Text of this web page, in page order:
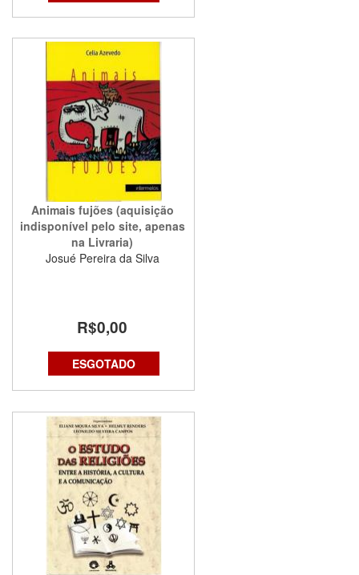
Animais fujões (aquisição
indisponível pelo site, apenas
na Livraria)
Josué Pereira da Silva
R$0,00
ESGOTADO